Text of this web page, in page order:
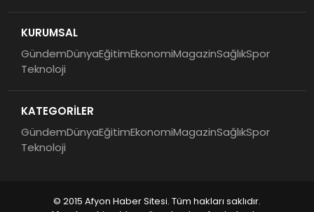
KURUMSAL
GündemDünyaEğitimEkonomiMagazinSağlıkSpor
Teknoloji
KATEGORİLER
GündemDünyaEğitimEkonomiMagazinSağlıkSpor
Teknoloji
© 2015 Afyon Haber Sitesi. Tüm hakları saklıdır.